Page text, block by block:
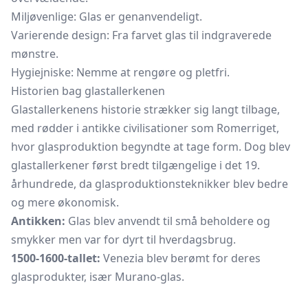
Miljøvenlige: Glas er genanvendeligt.
Varierende design: Fra farvet glas til indgraverede
mønstre.
Hygiejniske: Nemme at rengøre og pletfri.
Historien bag glastallerkenen
Glastallerkenens historie strækker sig langt tilbage,
med rødder i antikke civilisationer som Romerriget,
hvor glasproduktion begyndte at tage form. Dog blev
glastallerkener først bredt tilgængelige i det 19.
århundrede, da glasproduktionsteknikker blev bedre
og mere økonomisk.
Antikken: Glas blev anvendt til små beholdere og
smykker men var for dyrt til hverdagsbrug.
1500-1600-tallet: Venezia blev berømt for deres
glasprodukter, især Murano-glas.